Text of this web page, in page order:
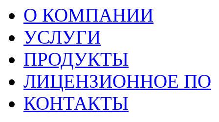
О КОМПАНИИ
УСЛУГИ
ПРОДУКТЫ
ЛИЦЕНЗИОННОЕ ПО
КОНТАКТЫ